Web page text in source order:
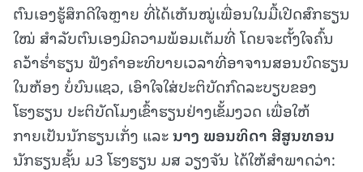
ຕົນເອງຮູ້ສຶກດີໃຈຫຼາຍ ທີ່ໄດ້ເຫັນໝູ່ເພື່ອນໃນມື້ເປີດສົກຮຽນ
ໃໝ່ ສໍາລັບຕົນເອງມີຄວາມພ້ອມເຕັມທີ່ ໂດຍຈະຕັ້ງໃຈຄົ້ນ
ຄວ້າຮໍ່າຮຽນ ຟັງຄໍາອະທິບາຍເວລາທີ່ອາຈານສອນບົດຮຽນ
ໃນຫ້ອງ ບໍ່ບົນແຊວ, ເອົາໃຈໃສ່ປະຕິບັດກົດລະບຽບຂອງ
ໂຮງຮຽນ ປະຕິບັດໂມງເຂົ້າຮຽນຢ່າງເຂັ້ມງວດ ເພື່ອໃຫ້
ກາຍເປັນນັກຮຽນເກັ່ງ ແລະນາງ ພອນທິດາ ສີສູນທອນ
ນັກຮຽນຊັ້ນ ມ3 ໂຮງຮຽນ ມສ ວຽງຈັນ ໄດ້ໃຫ້ສໍາພາດວ່າ: